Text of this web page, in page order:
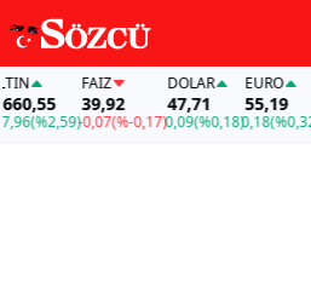
(%2,59)
FAİZ
39,92
-0,07(%-0,17)
DOLAR
47,71
0,09(%0,18)
EURO
55,19
0,18(%0,32)